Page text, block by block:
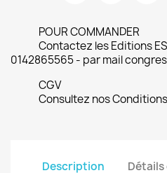
POUR COMMANDER
Contactez les Editions
0142865565 - par mail
CGV
Consultez nos
Description